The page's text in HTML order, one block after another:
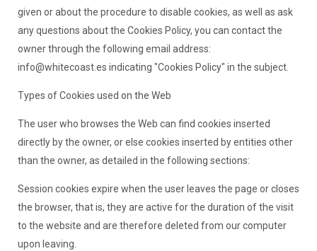
given or about the procedure to disable cookies, as well as ask
any questions about the Cookies Policy, you can contact the
owner through the following email address:
info@whitecoast.es indicating "Cookies Policy" in the subject.
Types of Cookies used on the Web
The user who browses the Web can find cookies inserted
directly by the owner, or else cookies inserted by entities other
than the owner, as detailed in the following sections:
Session cookies expire when the user leaves the page or closes
the browser, that is, they are active for the duration of the visit
to the website and are therefore deleted from our computer
upon leaving.